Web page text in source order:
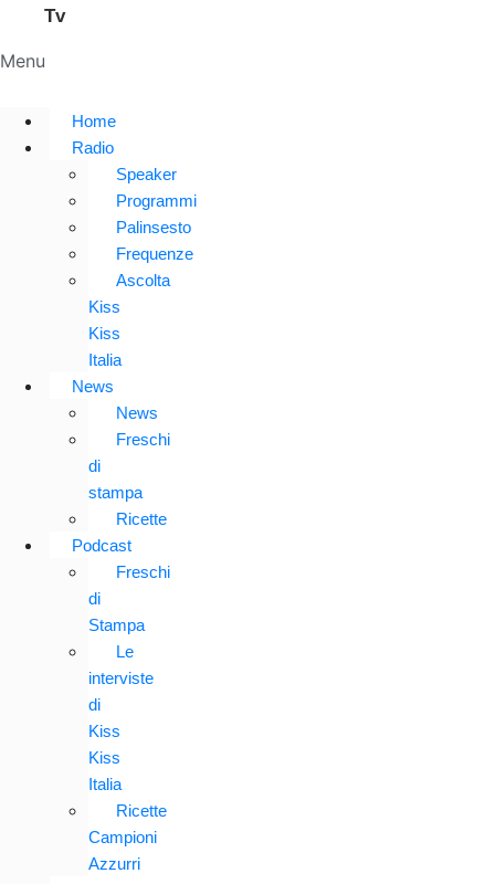
Tv
Menu
Home
Radio
Speaker
Programmi
Palinsesto
Frequenze
Ascolta
Kiss
Kiss
Italia
News
News
Freschi
di
stampa
Ricette
Podcast
Freschi
di
Stampa
Le
interviste
di
Kiss
Kiss
Italia
Ricette
Campioni
Azzurri